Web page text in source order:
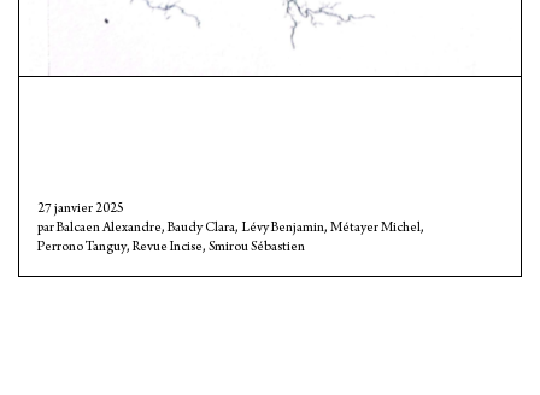
27 janvier 2025
Balcaen Alexandre,Baudy Clara, Lévy Benjamin, Métayer Michel,
Perrono Tanguy, Revue Incise, Smirou Sébastien